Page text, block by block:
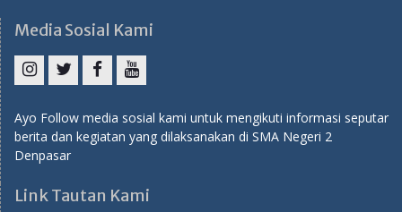
Media Sosial Kami
Ayo Follow media sosial kami untuk mengikuti informasi seputar
berita dan kegiatan yang dilaksanakan di SMA Negeri 2
Denpasar
Link Tautan Kami